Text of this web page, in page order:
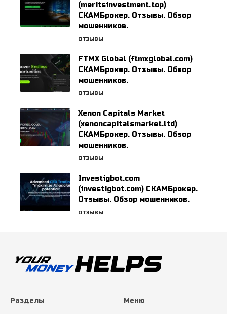
(meritsinvestment.top)
СКАМБрокер. Отзывы. Обзор
мошенников.
ОТЗЫВЫ
FTMX Global (ftmxglobal.com)
СКАМБрокер. Отзывы. Обзор
мошенников.
ОТЗЫВЫ
Xenon Capitals Market
(xenoncapitalsmarket.ltd)
СКАМБрокер. Отзывы. Обзор
мошенников.
ОТЗЫВЫ
Investigbot.com
(investigbot.com) СКАМБрокер.
Отзывы. Обзор мошенников.
ОТЗЫВЫ
Разделы Меню